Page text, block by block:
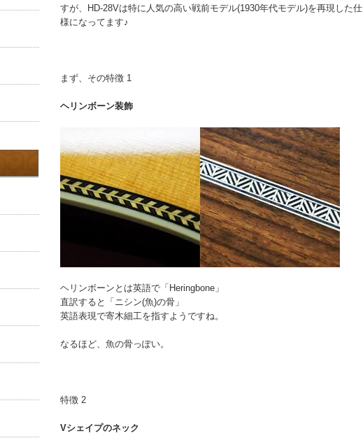
すが、HD-28Vは特に人気の高い戦前モデル(1930年代モデル)を再現した仕
様になってます♪
まず、その特徴 1
ヘリンボーン装飾
ヘリンボーンとは英語で「Heringbone」
直訳すると「ニシン(魚)の骨」
英語表現で寄木細工を指すようですね。
なるほど、魚の骨っぽい。
特徴 2
Vシェイプのネック